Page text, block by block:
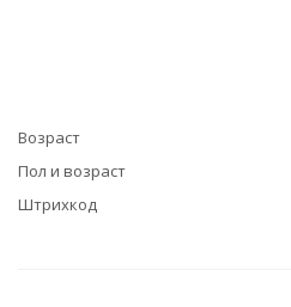
Возраст
Пол и возраст
Штрихкод